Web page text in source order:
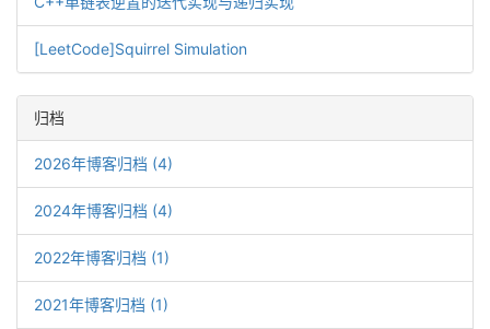
[LeetCode]Squirrel Simulation
归档
2026年博客归档 (4)
2024年博客归档 (4)
2022年博客归档 (1)
2021年博客归档 (1)